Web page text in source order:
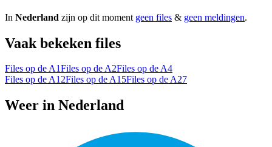
In Nederland zijn op dit moment geen files & geen meldingen.
Vaak bekeken files
Files op de A1Files op de A2Files op de A4
Files op de A12Files op de A15Files op de A27
Weer in Nederland